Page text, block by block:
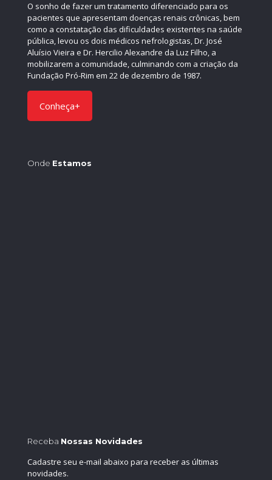
O sonho de fazer um tratamento diferenciado para os
pacientes que apresentam doenças renais crônicas, bem
como a constatação das dificuldades existentes na saúde
pública, levou os dois médicos nefrologistas, Dr. José
Aluísio Vieira e Dr. Hercilio Alexandre da Luz Filho, a
mobilizarem a comunidade, culminando com a criação da
Fundação Pró-Rim em 22 de dezembro de 1987.
Conheça+
Onde Estamos
Receba Nossas Novidades
Cadastre seu e-mail abaixo para receber as últimas
novidades.